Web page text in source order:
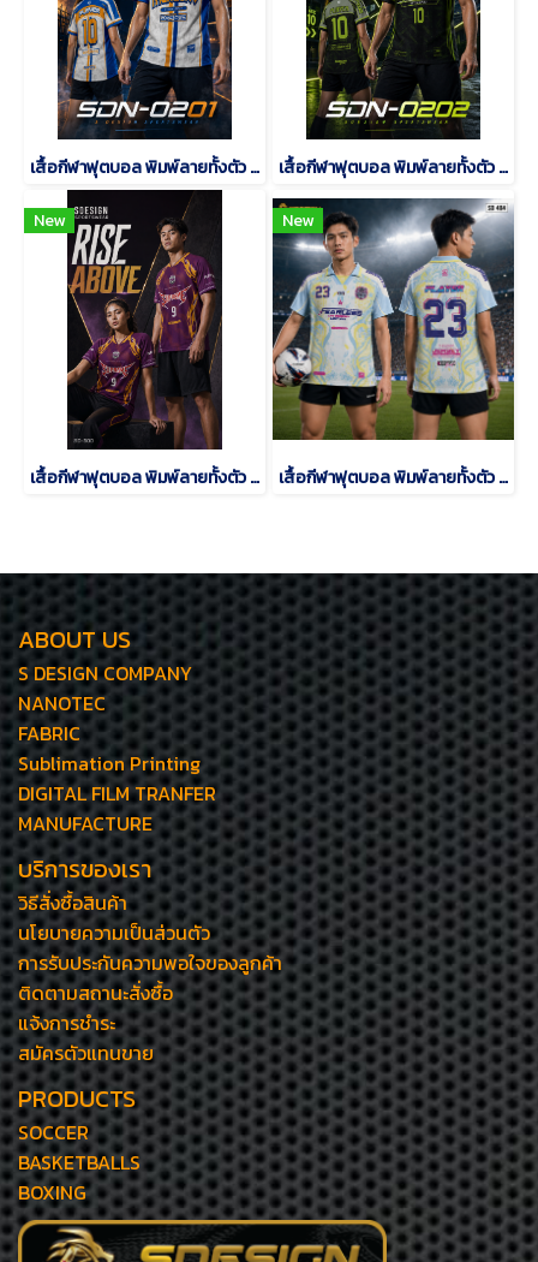
เสื้อกีฬาฟุตบอล พิมพ์ลายทั้งตัว เนื้อผ้า "นาโนเทค"SDN-0201 เสื้อกีฬาฟุตบอล พิมพ์ลายทั้งตัว เนื้อผ้า "นาโนเทค"SDN-0202
New
เสื้อกีฬาฟุตบอล พิมพ์ลายทั้งตัว เนื้อผ้า "นาโนเทค"SD-500
New
เสื้อกีฬาฟุตบอล พิมพ์ลายทั้งตัว เนื้อผ้า "นาโนเทค"SD-484
ABOUT US
S DESIGN COMPANY
NANOTEC
FABRIC
Sublimation Printing
DIGITAL FILM TRANFER
MANUFACTURE
บริการของเรา
วิธีสั่งซื้อสินค้า
นโยบายความเป็นส่วนตัว
การรับประกันความพอใจของลูกค้า
ติดตามสถานะสั่งซื้อ
แจ้งการชำระ
สมัครตัวแทนขาย
PRODUCTS
SOCCER
BASKETBALLS
BOXING